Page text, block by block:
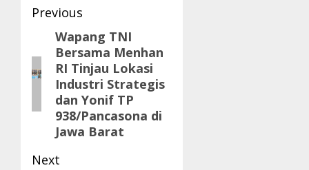
Post
navigation
Previous
Previous
post:
Wapang TNI
Bersama Menhan
RI Tinjau Lokasi
Industri Strategis
dan Yonif TP
938/Pancasona di
Jawa Barat
Next